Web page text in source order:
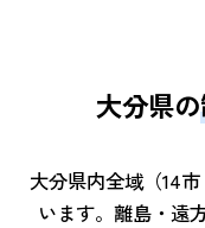
大分県の
大分県内全域（14
います。離島・遠